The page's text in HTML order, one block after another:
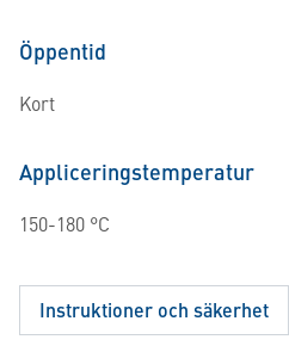
Öppentid
Kort
Appliceringstemperatur
150-180 °C
Instruktioner och säkerhet